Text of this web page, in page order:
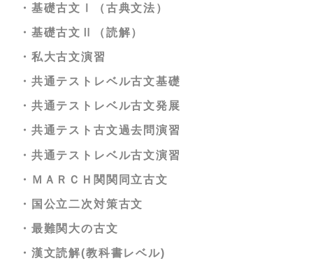
・数学β講座ⅡＢ
・厳選36題受験数学ⅠＡⅡＢ 応用（共通テス
ト・２次試験対策）
・数学β講座Ⅲ
・基礎古文Ⅰ（古典文法）
・基礎古文Ⅱ（読解）
・私大古文演習
・共通テストレベル古文基礎
・共通テストレベル古文発展
・共通テスト古文過去問演習
・共通テストレベル古文演習
・ＭＡＲＣＨ関関同立古文
・国公立二次対策古文
・最難関大の古文
・漢文読解(教科書レベル)